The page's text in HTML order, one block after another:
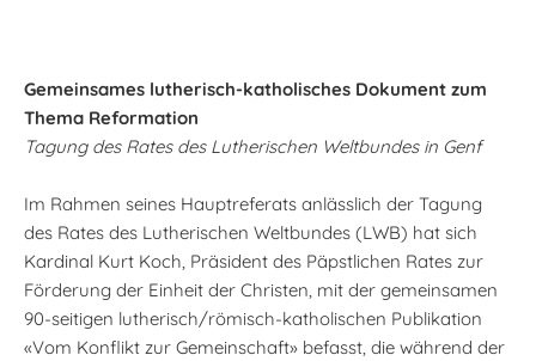
Gemeinsames lutherisch-katholisches Dokument zum
Thema Reformation
Tagung des Rates des Lutherischen Weltbundes in Genf
Im Rahmen seines Hauptreferats anlässlich der Tagung
des Rates des Lutherischen Weltbundes (LWB) hat sich
Kardinal Kurt Koch, Präsident des Päpstlichen Rates zur
Förderung der Einheit der Christen, mit der gemeinsamen
90-seitigen lutherisch/römisch-katholischen Publikation
«Vom Konflikt zur Gemeinschaft» befasst, die während der